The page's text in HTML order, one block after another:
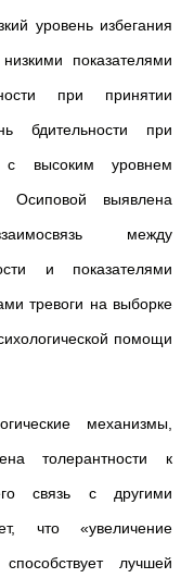
уровень избегания
показателями
при принятии
бдительности при
высоким уровнем
Осиповой выявлена
между
и показателями
тревоги на выборке
помощи
механизмы,
толерантности к
связь с другими
что «увеличение
лучшей